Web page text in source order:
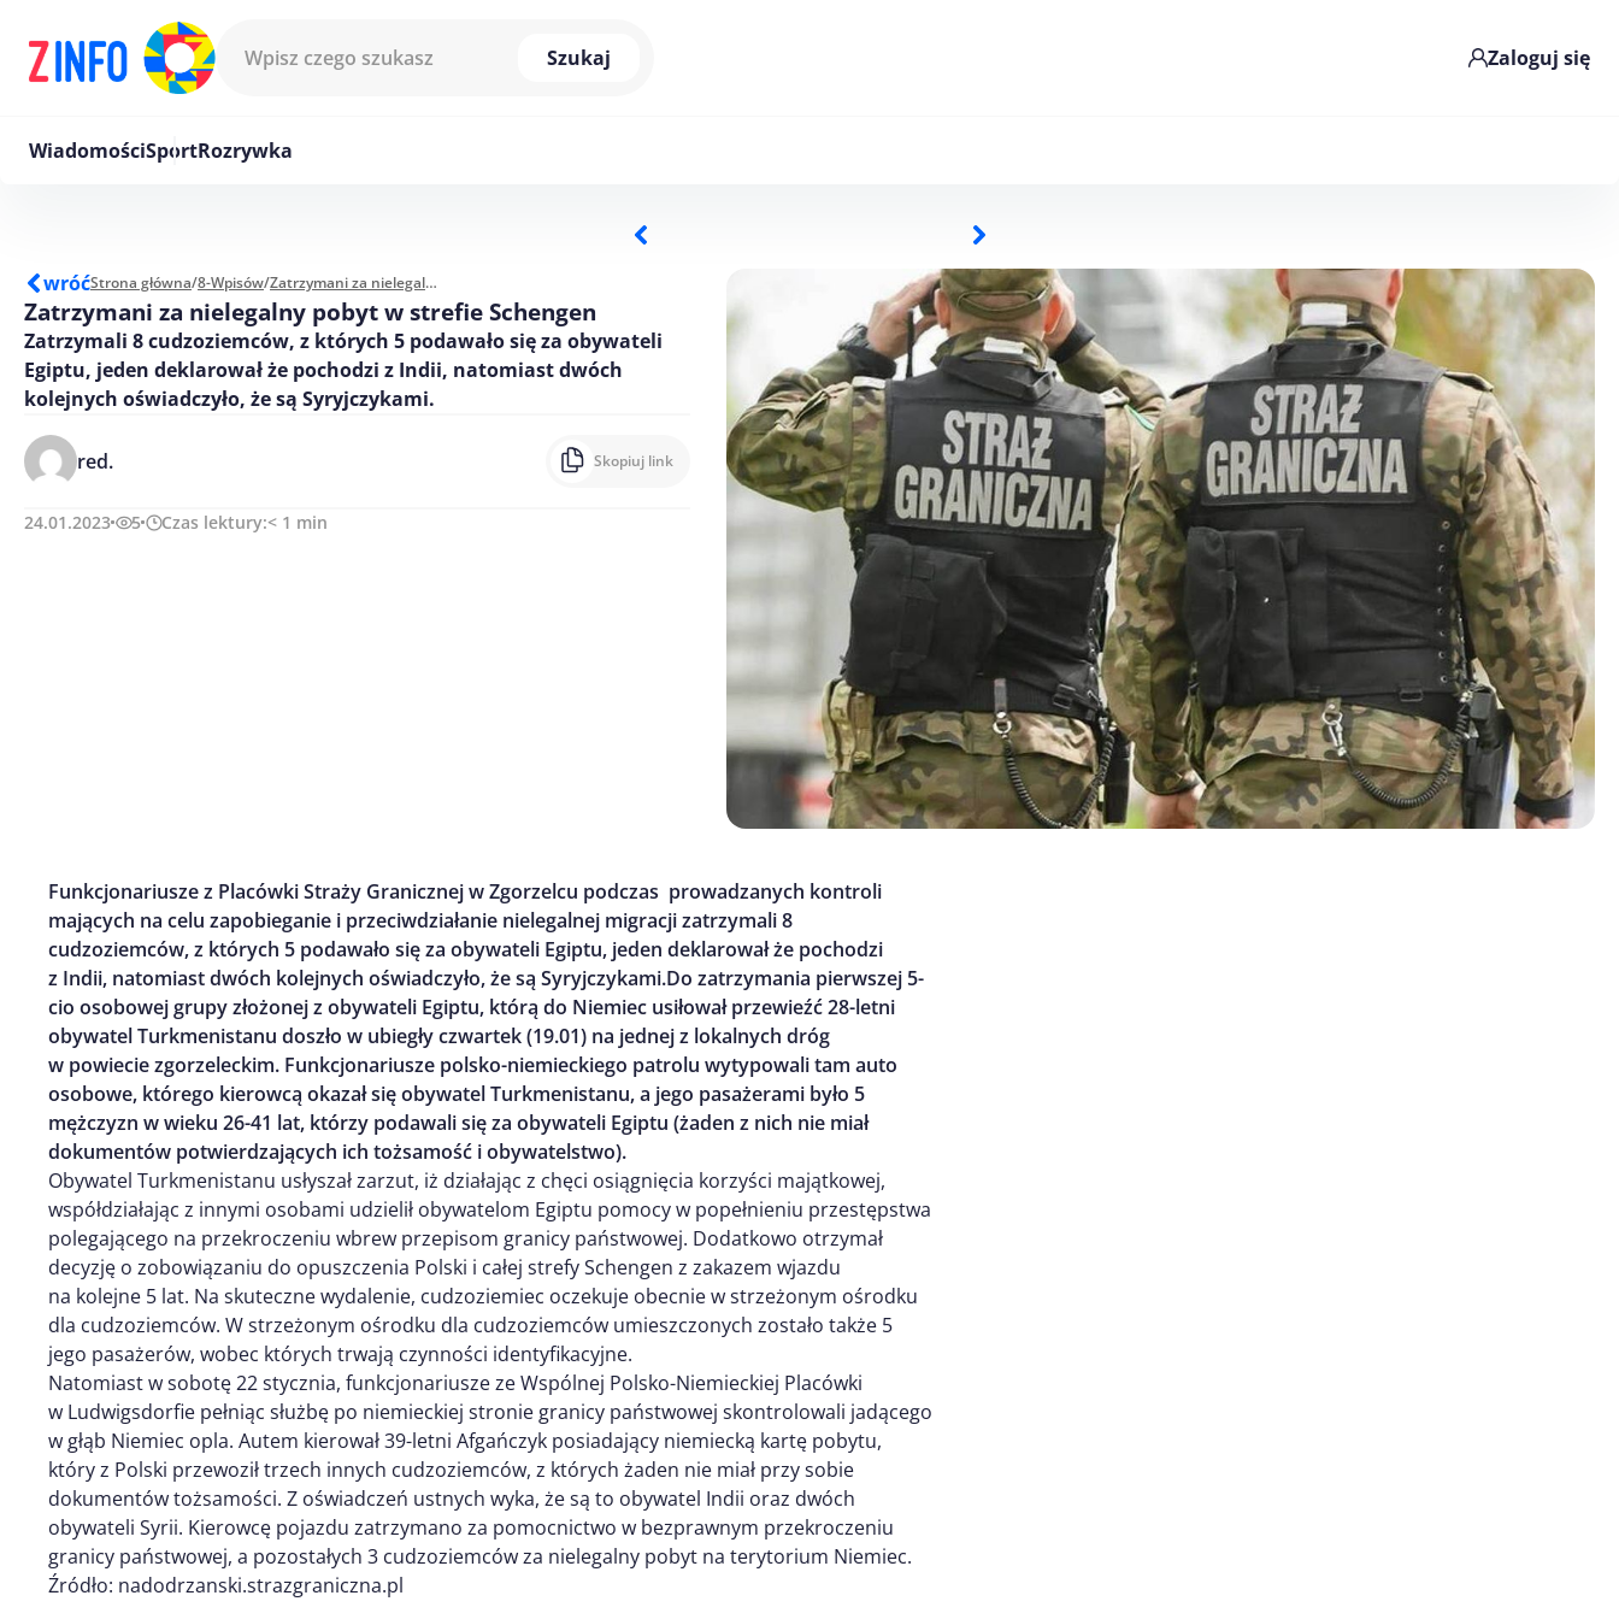
Szukaj
Zaloguj się
WiadomościSportRozrywka
wróćStrona główna/8-Wpisów/ Zatrzymani za nielegalny pobyt w strefie Schengen
Zatrzymani za nielegalny pobyt w strefie Schengen
Zatrzymali 8 cudzoziemców, z których 5 podawało się za obywateli
Egiptu, jeden deklarował że pochodzi z Indii, natomiast dwóch
kolejnych oświadczyło, że są Syryjczykami.
red. Skopiuj link
24.01.2023 5 Czas lektury:< 1 min
Funkcjonariusze z Placówki Straży Granicznej w Zgorzelcu podczas prowadzanych kontroli
mających na celu zapobieganie i przeciwdziałanie nielegalnej migracji zatrzymali 8
cudzoziemców, z których 5 podawało się za obywateli Egiptu, jeden deklarował że pochodzi
z Indii, natomiast dwóch kolejnych oświadczyło, że są Syryjczykami.Do zatrzymania pierwszej 5-
cio osobowej grupy złożonej z obywateli Egiptu, którą do Niemiec usiłował przewieźć 28-letni
obywatel Turkmenistanu doszło w ubiegły czwartek (19.01) na jednej z lokalnych dróg
w powiecie zgorzeleckim. Funkcjonariusze polsko-niemieckiego patrolu wytypowali tam auto
osobowe, którego kierowcą okazał się obywatel Turkmenistanu, a jego pasażerami było 5
mężczyzn w wieku 26-41 lat, którzy podawali się za obywateli Egiptu (żaden z nich nie miał
dokumentów potwierdzających ich tożsamość i obywatelstwo).
Obywatel Turkmenistanu usłyszał zarzut, iż działając z chęci osiągnięcia korzyści majątkowej,
współdziałając z innymi osobami udzielił obywatelom Egiptu pomocy w popełnieniu przestępstwa
polegającego na przekroczeniu wbrew przepisom granicy państwowej. Dodatkowo otrzymał
decyzję o zobowiązaniu do opuszczenia Polski i całej strefy Schengen z zakazem wjazdu
na kolejne 5 lat. Na skuteczne wydalenie, cudzoziemiec oczekuje obecnie w strzeżonym ośrodku
dla cudzoziemców. W strzeżonym ośrodku dla cudzoziemców umieszczonych zostało także 5
jego pasażerów, wobec których trwają czynności identyfikacyjne.
Natomiast w sobotę 22 stycznia, funkcjonariusze ze Wspólnej Polsko-Niemieckiej Placówki
w Ludwigsdorfie pełniąc służbę po niemieckiej stronie granicy państwowej skontrolowali jadącego
w głąb Niemiec opla. Autem kierował 39-letni Afgańczyk posiadający niemiecką kartę pobytu,
który z Polski przewoził trzech innych cudzoziemców, z których żaden nie miał przy sobie
dokumentów tożsamości. Z oświadczeń ustnych wyka, że są to obywatel Indii oraz dwóch
obywateli Syrii. Kierowcę pojazdu zatrzymano za pomocnictwo w bezprawnym przekroczeniu
granicy państwowej, a pozostałych 3 cudzoziemców za nielegalny pobyt na terytorium Niemiec.
Źródło: nadodrzanski.strazgraniczna.pl